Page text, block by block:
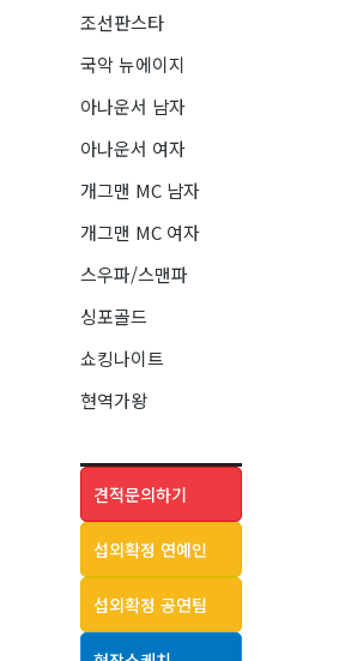
조선판스타
국악 뉴에이지
아나운서 남자
아나운서 여자
개그맨 MC 남자
개그맨 MC 여자
스우파/스맨파
싱포골드
쇼킹나이트
현역가왕
견적문의하기
섭외확정 연예인
섭외확정 공연팀